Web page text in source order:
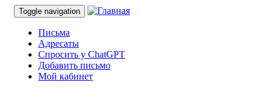
Toggle navigation
Письма
Адресаты
Спросить у ChatGPT
Добавить письмо
Мой кабинет